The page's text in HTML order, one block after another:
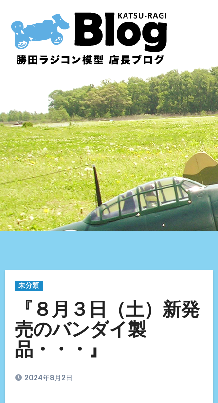
未分類
『８月３日（土）新発
売のバンダイ製
品・・・』
2024年8月2日